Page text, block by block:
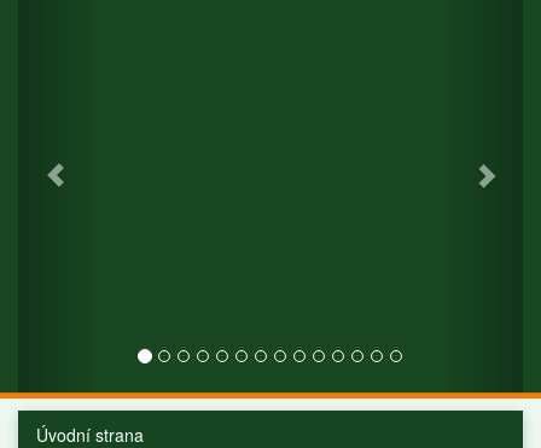
Úvodní strana